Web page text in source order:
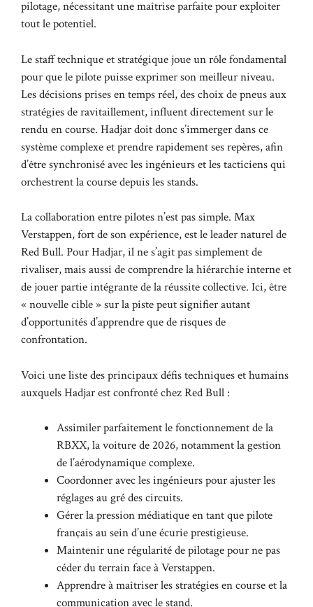
pilotage, nécessitant une maîtrise parfaite pour exploiter
tout le potentiel.
Le staff technique et stratégique joue un rôle fondamental
pour que le pilote puisse exprimer son meilleur niveau.
Les décisions prises en temps réel, des choix de pneus aux
stratégies de ravitaillement, influent directement sur le
rendu en course. Hadjar doit donc s’immerger dans ce
système complexe et prendre rapidement ses repères, afin
d’être synchronisé avec les ingénieurs et les tacticiens qui
orchestrent la course depuis les stands.
La collaboration entre pilotes n’est pas simple. Max
Verstappen, fort de son expérience, est le leader naturel de
Red Bull. Pour Hadjar, il ne s’agit pas simplement de
rivaliser, mais aussi de comprendre la hiérarchie interne et
de jouer partie intégrante de la réussite collective. Ici, être
« nouvelle cible » sur la piste peut signifier autant
d’opportunités d’apprendre que de risques de
confrontation.
Voici une liste des principaux défis techniques et humains
auxquels Hadjar est confronté chez Red Bull :
Assimiler parfaitement le fonctionnement de la
RBXX, la voiture de 2026, notamment la gestion
de l’aérodynamique complexe.
Coordonner avec les ingénieurs pour ajuster les
réglages au gré des circuits.
Gérer la pression médiatique en tant que pilote
français au sein d’une écurie prestigieuse.
Maintenir une régularité de pilotage pour ne pas
céder du terrain face à Verstappen.
Apprendre à maîtriser les stratégies en course et la
communication avec le stand.